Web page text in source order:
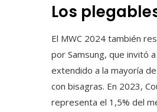
Los
El MWC 2024 también
por Samsung, que invitó
extendido a la mayoría
con bisagras. En 2023,
representa el 1,5% del